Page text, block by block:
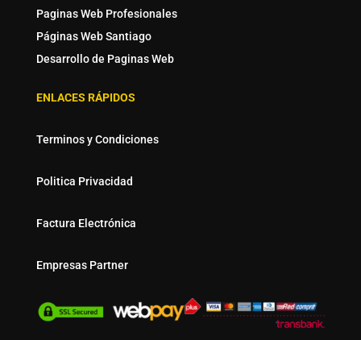
Paginas Web Profesionales
Páginas Web Santiago
Desarrollo de Paginas Web
ENLACES RÁPIDOS
Terminos y Condiciones
Politica Privacidad
Factura Electrónica
Empresas Partner